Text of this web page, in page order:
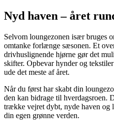
Nyd haven – året
Selvom loungezonen især bruges
omtanke forlænge sæsonen. Et
drivhuslignende hjørne gør det
skifter. Opbevar hynder og
ude det meste af året.
Når du først har skabt din
den kan bidrage til hverdagsroen.
trække vejret dybt, nyde haven og
din egen grønne verden.